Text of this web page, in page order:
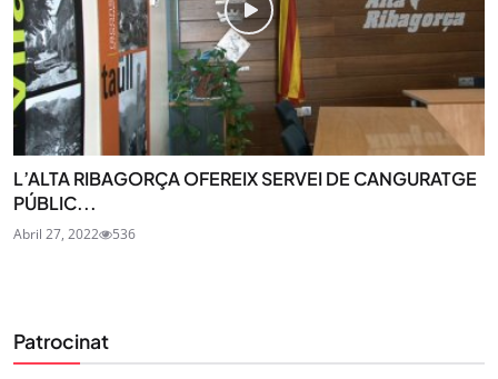
L’ALTA RIBAGORÇA OFEREIX SERVEI DE CANGURATGE
PÚBLIC...
Abril 27, 2022 536
Patrocinat